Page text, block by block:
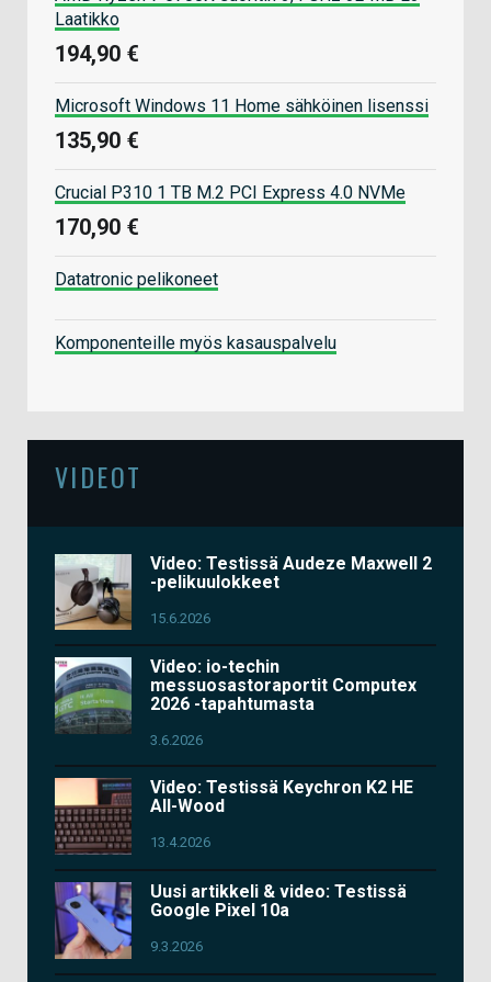
Laatikko
194,90 €
Microsoft Windows 11 Home sähköinen lisenssi
135,90 €
Crucial P310 1 TB M.2 PCI Express 4.0 NVMe
170,90 €
Datatronic pelikoneet
Komponenteille myös kasauspalvelu
VIDEOT
Video: Testissä Audeze Maxwell 2
-pelikuulokkeet
15.6.2026
Video: io-techin
messuosastoraportit Computex
2026 -tapahtumasta
3.6.2026
Video: Testissä Keychron K2 HE
All-Wood
13.4.2026
Uusi artikkeli & video: Testissä
Google Pixel 10a
9.3.2026